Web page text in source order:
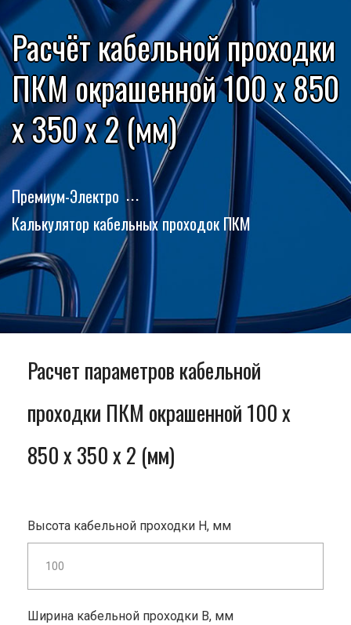
Расчёт кабельной проходки
ПКМ окрашенной 100 x 850
x 350 x 2 (мм)
Премиум-Электро
Калькулятор кабельных проходок ПКМ
Расчет параметров кабельной
проходки ПКМ окрашенной 100 x
850 x 350 x 2 (мм)
Высота кабельной проходки H, мм
Ширина кабельной проходки B, мм